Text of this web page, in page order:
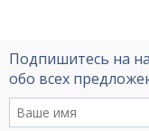
Подпишитесь на
обо всех